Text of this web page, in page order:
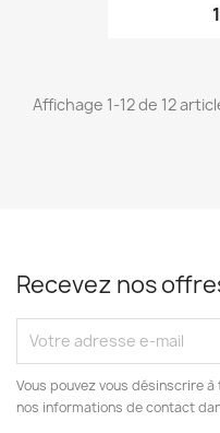
Affichage 1-12 de 12
Recevez nos
Vous pouvez vous désinscrire
nos informations de contact